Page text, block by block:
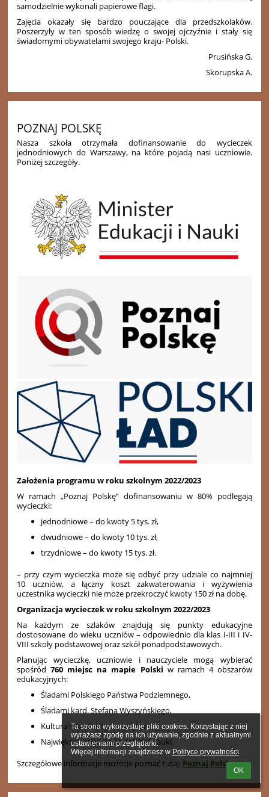
Ta strona wykorzystuje pliki cookies. Korzystając z niej
wyrażasz zgodę na ich używanie, zgodnie z aktualnymi
ustawieniami przeglądarki.
Więcej informacji znajdziesz w Polityce prywatności.
OK
samodzielnie wykonali papierowe flagi.
Zajęcia okazały się bardzo pouczające dla przedszkolaków.
Poszerzyły w ten sposób wiedzę o swojej ojczyźnie i stały się
świadomymi obywatelami swojego kraju- Polski.
Prusińska G.
Skorupska A.
POZNAJ POLSKĘ
Nasza szkoła otrzymała dofinansowanie do wycieczek
jednodniowych do Warszawy, na które pojadą nasi uczniowie.
Poniżej szczegóły.
Założenia programu w roku szkolnym 2022/2023
W ramach „Poznaj Polskę” dofinansowaniu w 80% podlegają
wycieczki:
jednodniowe – do kwoty 5 tys. zł,
dwudniowe – do kwoty 10 tys. zł,
trzydniowe – do kwoty 15 tys. zł.
– przy czym wycieczka może się odbyć przy udziale co najmniej
10 uczniów, a łączny koszt zakwaterowania i wyżywienia
uczestnika wycieczki nie może przekroczyć kwoty 150 zł na dobę.
Organizacja wycieczek w roku szkolnym 2022/2023
Na każdym ze szlaków znajdują się punkty edukacyjne
dostosowane do wieku uczniów – odpowiednio dla klas I-III i IV-
VIII szkoły podstawowej oraz szkół ponadpodstawowych.
Planując wycieczkę, uczniowie i nauczyciele mogą wybierać
spośród760 miejsc na mapie Polski w ramach 4 obszarów
edukacyjnych:
Śladami Polskiego Państwa Podziemnego,
Śladami kard. Stefana Wyszyńskiego,
Kultura i dziedzictwo narodowe,
Największe osiągnięcia polskiej nauki.
Szczegółowe informacje możecie poznać tutaj: Poznaj Polskę